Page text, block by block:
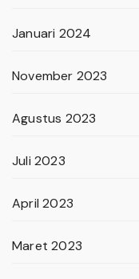
Januari 2024
November 2023
Agustus 2023
Juli 2023
April 2023
Maret 2023